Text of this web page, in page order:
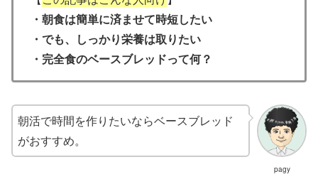
・朝食は簡単に済ませて時短したい
・でも、しっかり栄養は取りたい
・完全食のベースブレッドって何？
pagy
朝活で時間を作りたいならベースブレッド
がおすすめ。